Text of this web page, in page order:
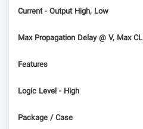
Current - Output High, Low
Max Propagation Delay @ V, Max CL
Features
Logic Level - High
Package / Case